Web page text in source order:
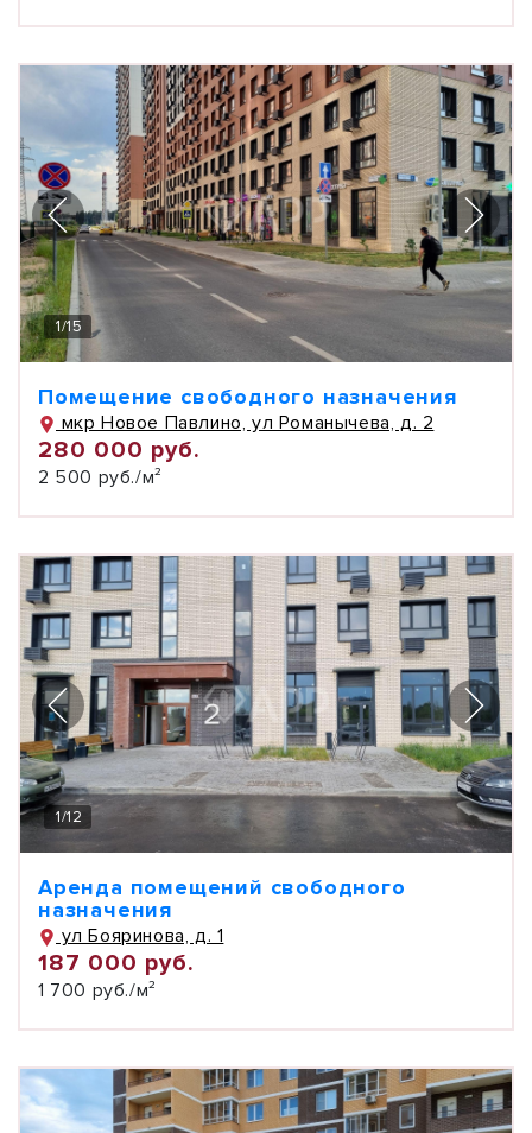
1/15
Помещение свободного назначения
мкр Новое Павлино, ул Романычева, д. 2
280 000 руб.
2 500 руб./м²
1/12
Аренда помещений свободного
назначения
ул Бояринова, д. 1
187 000 руб.
1 700 руб./м²